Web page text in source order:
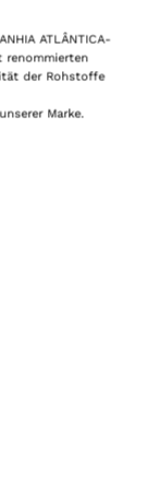
ATLÂNTICA-
renommierten
der Rohstoffe
Marke.